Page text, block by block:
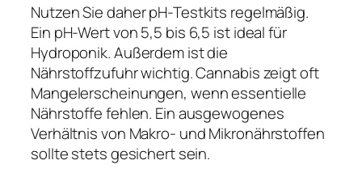
Nutzen Sie daher pH-Testkits regelmäßig.
Ein pH-Wert von 5,5 bis 6,5 ist ideal für
Hydroponik. Außerdem ist die
Nährstoffzufuhr wichtig. Cannabis zeigt oft
Mangelerscheinungen, wenn essentielle
Nährstoffe fehlen. Ein ausgewogenes
Verhältnis von Makro- und Mikronährstoffen
sollte stets gesichert sein.